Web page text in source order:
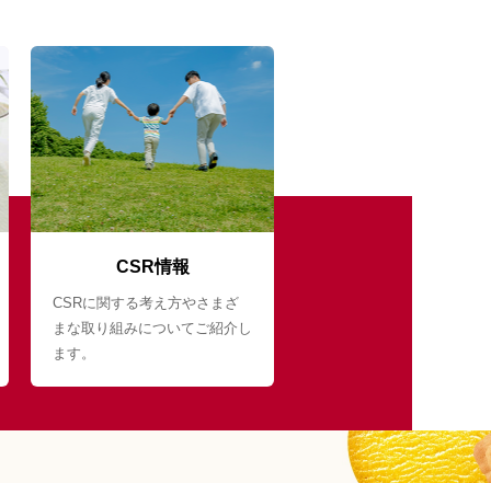
CSR情報
CSRに関する考え方やさまざ
まな取り組みについてご紹介し
ます。